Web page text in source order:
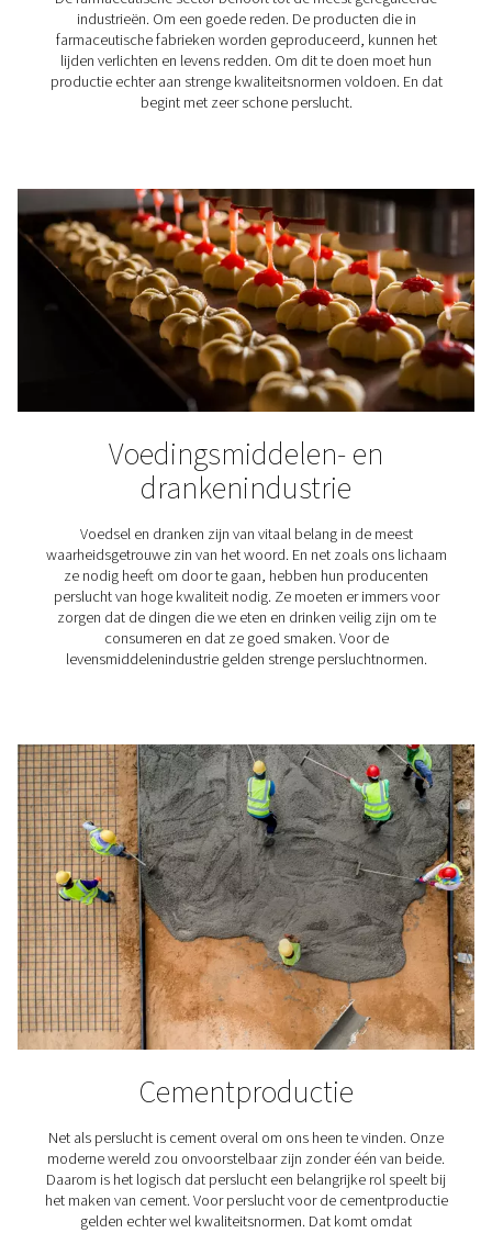
P – Coalescentie- en deeltjesvoorfilters voor
gebruik.
G – Coalescentiefilters voor algemene
verwijder vaste deeltjes en olieaerosolen.
deeltjes.
D – Hoogwaardige deeltjesfilters voor
verwijderen vaste deeltjes.
V – Oliedamp- en geurfilters.
Waar worden
gebruikt?
Persluchtfilters spelen een vitale rol in diverse
professionele toepassingen, hier zijn slechts
voorbeelden.
Textielindustrie
Textiel speelt een cruciale rol in ons leven, perslucht
kwaliteit speelt een cruciale rol in hun productie.
luchtbehandelingsoplossingen van Pneumatech
dat perslucht voor textiel voldoet aan de vereiste